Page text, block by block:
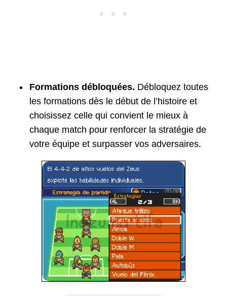
Formations débloquées. Débloquez toutes
les formations dès le début de l’histoire et
choisissez celle qui convient le mieux à
chaque match pour renforcer la stratégie de
votre équipe et surpasser vos adversaires.